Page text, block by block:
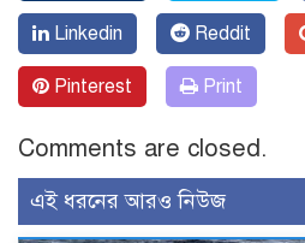
Linkedin Reddit
Pinterest Print
Comments are closed.
এই ধরনের আরও নিউজ